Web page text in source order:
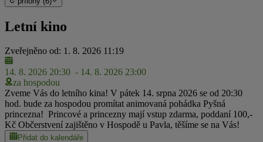
Letní kino
Zveřejněno od: 1. 8. 2026 11:19
14. 8. 2026 20:30 - 14. 8. 2026 23:00
za hospodou
Zveme Vás do letního kina! V pátek 14. srpna 2026 se od 20:30
hod. bude za hospodou promítat animovaná pohádka Pyšná
princezna! Princové a princezny mají vstup zdarma, poddaní 100,-
Kč Občerstvení zajištěno v Hospodě u Pavla, těšíme se na Vás!
Přidat do kalendáře